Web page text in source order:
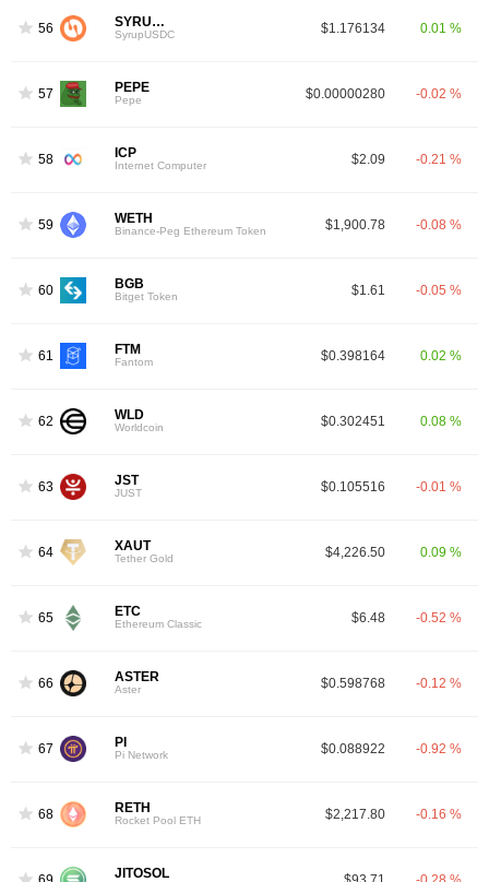
56 SYRUPUSDC
SyrupUSDC $1.176134 0.01 %
57 PEPE
Pepe $0.00000280 -0.02 %
58 ICP
Internet Computer $2.09 -0.21 %
59 WETH
Binance-Peg Ethereum Token $1,900.78 -0.08 %
60 BGB
Bitget Token $1.61 -0.05 %
61 FTM
Fantom $0.398164 0.02 %
62 WLD
Worldcoin $0.302451 0.08 %
63 JST
JUST $0.105516 -0.01 %
64 XAUT
Tether Gold $4,226.50 0.09 %
65 ETC
Ethereum Classic $6.48 -0.52 %
66 ASTER
Aster $0.598768 -0.12 %
67 PI
Pi Network $0.088922 -0.92 %
68 RETH
Rocket Pool ETH $2,217.80 -0.16 %
JITOSOL